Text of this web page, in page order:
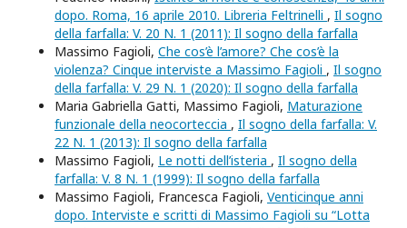
dopo. Roma, 16 aprile 2010. Libreria Feltrinelli , Il sogno
della farfalla: V. 20 N. 1 (2011): Il sogno della farfalla
Massimo Fagioli, Che cos’è l’amore? Che cos’è la
violenza? Cinque interviste a Massimo Fagioli , Il sogno
della farfalla: V. 29 N. 1 (2020): Il sogno della farfalla
Maria Gabriella Gatti, Massimo Fagioli, Maturazione
funzionale della neocorteccia , Il sogno della farfalla: V.
22 N. 1 (2013): Il sogno della farfalla
Massimo Fagioli, Le notti dell’isteria , Il sogno della
farfalla: V. 8 N. 1 (1999): Il sogno della farfalla
Massimo Fagioli, Francesca Fagioli, Venticinque anni
dopo. Interviste e scritti di Massimo Fagioli su “Lotta